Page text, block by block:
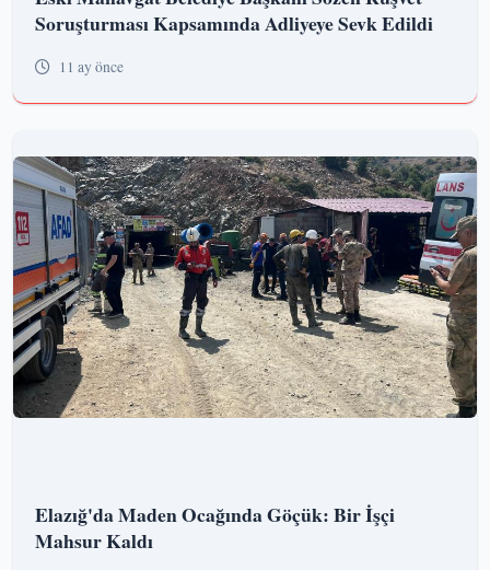
Soruşturması Kapsamında Adliyeye Sevk Edildi
11 ay önce
Elazığ'da Maden Ocağında Göçük: Bir İşçi
Mahsur Kaldı